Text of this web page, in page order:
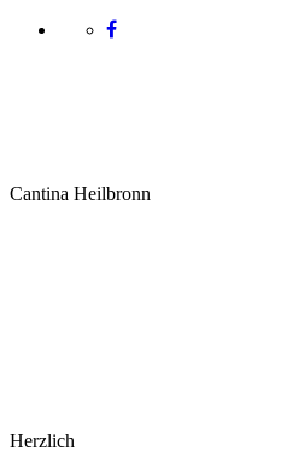
Cantina Heilbronn
Herzlich